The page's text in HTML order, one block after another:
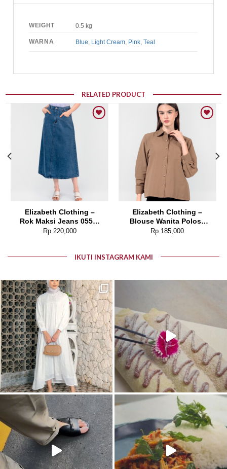
WEIGHT 0.5 kg
WARNA Blue Light Cream Pink ,Teal
RELATED PRODUCT
Add to wishlist
Elizabeth Clothing –
Rok Maksi Jeans 0559-
2680
Rp220,000
Add to wishlist
Elizabeth Clothing –
Blouse Wanita Polos |
Lengan Panjang 0595-
Rp 185,000
IKUTI INSTAGRAM KAMI